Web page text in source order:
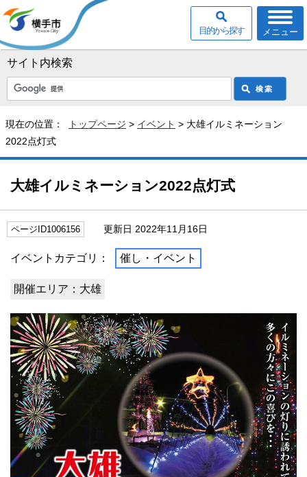
サイト内検索
メニュー
目的から探す
現在の位置： トップページ > イベント > 大雄イルミネーション
2022点灯式
大雄イルミネーション2022点灯式
ページID1006156 更新日 2022年11月16日
イベントカテゴリ： 催し・イベント
開催エリア：大雄